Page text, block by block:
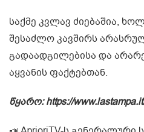
საქმე კვლავ ძიებაშია,
შესაძლო კავშირს
გადაადგილებისა და
აყვანის ფაქტებთან.
წყარო: https://